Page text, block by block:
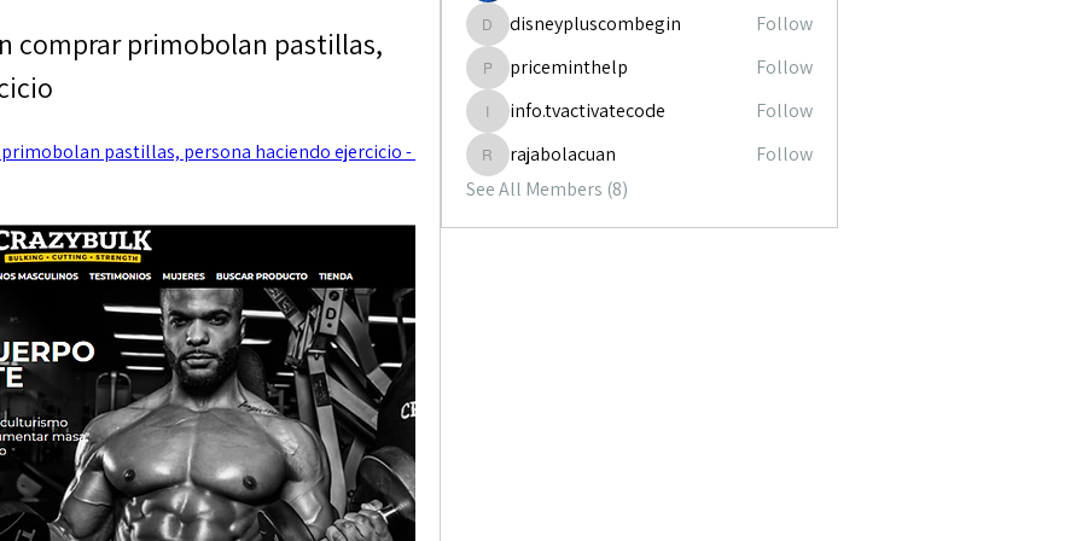
comprar primobolan pastillas,
pastillas, persona haciendo ejercicio -
disneypluscombegin
disneypluscombegin Follow
priceminthelp
priceminthelp Follow
info.tvactivatecode
info.tvactivatecode Follow
rajabolacuan
rajabolacuan
Follow
See All Members (8)